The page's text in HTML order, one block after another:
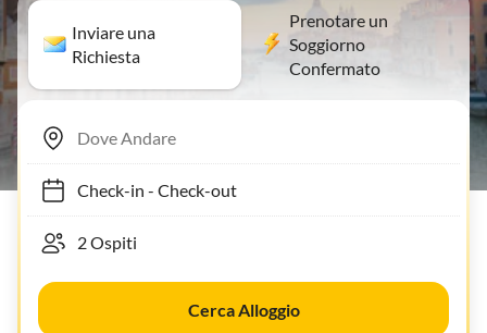
Inviare una
Richiesta
Prenotare un
Soggiorno
Confermato
Check-in- Check-out
Cerca Alloggio